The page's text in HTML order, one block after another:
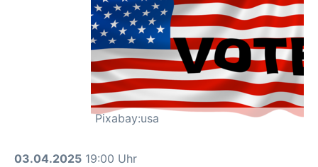
Pixabay:usa
03.04.2025 19:00 Uhr